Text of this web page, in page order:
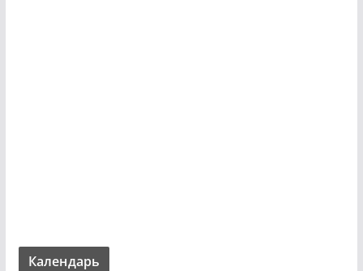
Календарь